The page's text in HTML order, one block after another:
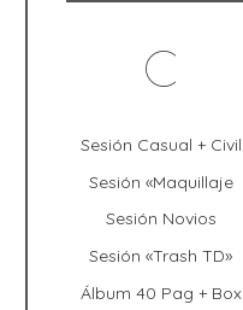
C
Sesión Casual + Civil
Sesión «Maquillaje
Sesión Novios
Sesión «Trash TD»
Álbum 40 Pag + Box